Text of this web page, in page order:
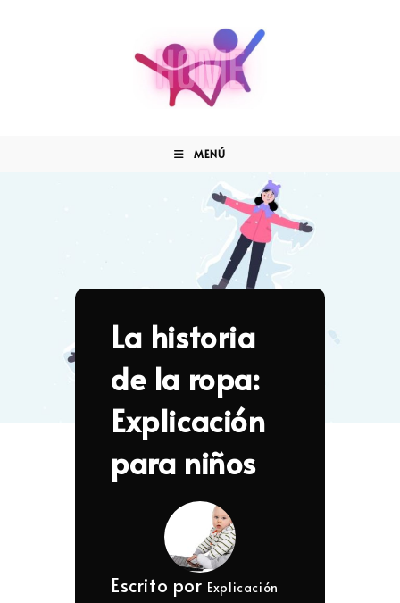
MENÚ
La historia
de la ropa:
Explicación
para niños
Escrito por Explicación